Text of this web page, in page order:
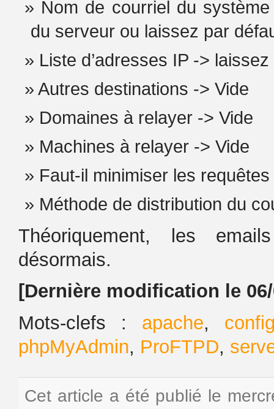
Nom de courriel du
du serveur ou laissez par
Liste d’adresses IP ->
Autres destinations -> Vide
Domaines à relayer -> Vide
Machines à relayer -> Vide
Faut-il minimiser les
Méthode de distribution du
Théoriquement, les
désormais.
[Dernière modification le
Mots-clefs : apache,
phpMyAdmin, ProFTPD,
Cet article a été publié le